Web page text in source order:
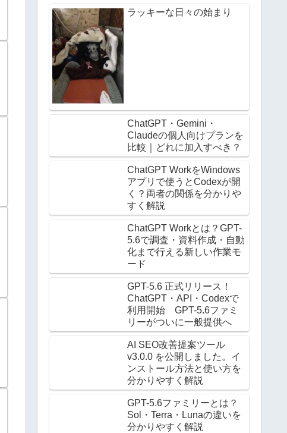
ラッキーな日々の始まり
ChatGPT・Gemini・
Claudeの個人向けプランを
比較｜どれに加入すべき？
ChatGPT WorkをWindows
アプリで使うとCodexが開
く？両者の関係を分かりや
すく解説
ChatGPT Workとは？GPT-
5.6で調査・資料作成・自動
化まで行える新しい作業モ
ード
GPT-5.6 正式リリース！
ChatGPT・API・Codexで
利用開始 GPT-5.6ファミ
リーがついに一般提供へ
AI SEO改善提案ツール
v3.0.0 を公開しました。イ
ンストール方法と使い方を
分かりやすく解説
GPT-5.6ファミリーとは？
Sol・Terra・Lunaの違いを
分かりやすく解説